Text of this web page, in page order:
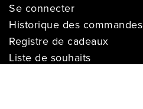
Se connecter
Historique des commandes
Registre de cadeaux
Liste de souhaits